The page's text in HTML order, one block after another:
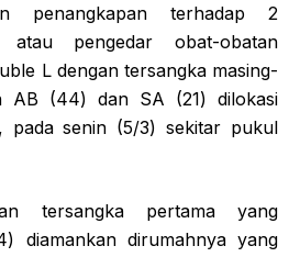
penangkapan terhadap 2
atau pengedar obat-obatan
L dengan tersangka masing-
AB (44) dan SA (21) dilokasi
pada senin (5/3) sekitar pukul
tersangka pertama yang
diamankan dirumahnya yang